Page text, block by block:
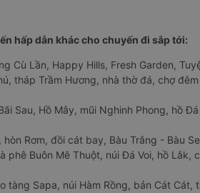
hấp dẫn khác cho chuyến đi sắp tới:
Cù Lần, Happy Hills, Fresh Garden,
tháp Trầm Hương, nhà thờ đá, chợ
Sau, Hồ Mây, mũi Nghinh Phong, hồ
Rơm, đồi cát bay, Bàu Trắng - Bàu
phê Buôn Mê Thuột, núi Đá Voi, hồ Lắk,
tàng Sapa, núi Hàm Rồng, bản Cát